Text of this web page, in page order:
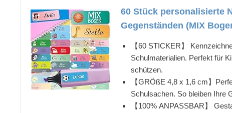
60 Stück personalisierte
Gegenständen (MIX
【60 STICKER】
Schulmaterialien. Perfekt für
schützen.
【GRÖßE 4,8 x 1,6 cm】
Schulsachen. So bleiben Ihre
【100% ANPASSBAR】